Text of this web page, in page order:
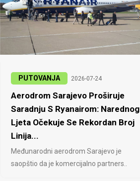
PUTOVANJA 2026-07-24
Aerodrom Sarajevo Proširuje
Saradnju S Ryanairom: Narednog
Ljeta Očekuje Se Rekordan Broj
Linija...
Međunarodni aerodrom Sarajevo je
saopštio da je komercijalno partners..